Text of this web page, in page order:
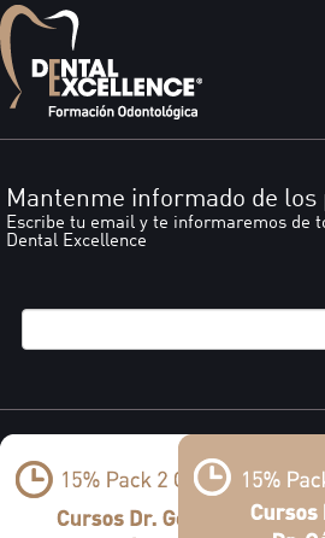
Mantenme informado de
Escribe tu email y te informaremos de
Dental Excellence